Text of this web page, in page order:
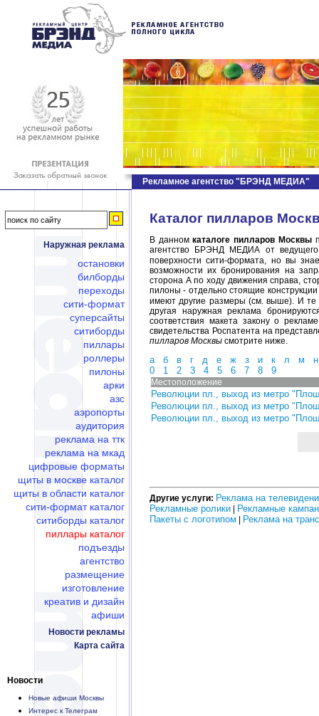
Наружная реклама
остановки
билборды
переходы
сити-формат
суперсайты
ситиборды
пиллары
роллеры
пилоны
арки
азс
аэропорты
аудитория
реклама на ттк
реклама на мкад
цифровые форматы
щиты в москве каталог
щиты в области каталог
сити-формат каталог
ситиборды каталог
пиллары каталог
подъезды
агентство
размещение
изготовление
креатив и дизайн
афиши
Новости рекламы
Карта сайта
Новости
Новые афиши Москвы
Интерес к Телеграм
Рекламное агентство "БРЭНД МЕДИА"
Каталог пилларов
В данномкаталоге пилларов Москвы
агентство БРЭНД МЕДИА от
поверхности сити-формата, но вы
возможности их бронирования на
сторона А по ходу движения справа,
пилоны - отдельно стоящие
имеют другие размеры (см. выше). И те
другая наружная реклама
соответствия макета закону о
свидетельства Роспатента на
пилларов Москвы смотрите ниже.
а б в г д е ж з и к л м
н
0
1 2 3 4 5 6 7 8 9
Местоположение
Революции пл., выход из метро
Революции пл., выход из метро
Революции пл., выход из метро
Другие услуги: Реклама на
Рекламные ролики
Рекламные
Пакеты с логотипом
Реклама на